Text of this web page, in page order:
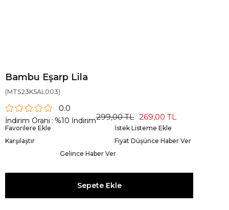
Bambu Eşarp Lila
(MTS23KSAL003)
0.0
İndirim Oranı : %10 İndirim299,00 TL 269,00 TL
Favorilere Ekle
İstek Listeme Ekle
Karşılaştır
Fiyat Düşünce Haber Ver
Gelince Haber Ver